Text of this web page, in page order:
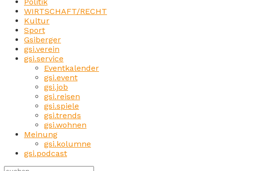
WIRTSCHAFT/RECHT
Kultur
Sport
Gsiberger
gsi.verein
gsi.service
Eventkalender
gsi.event
gsi.job
gsi.reisen
gsi.spiele
gsi.trends
gsi.wohnen
Meinung
gsi.kolumne
gsi.podcast